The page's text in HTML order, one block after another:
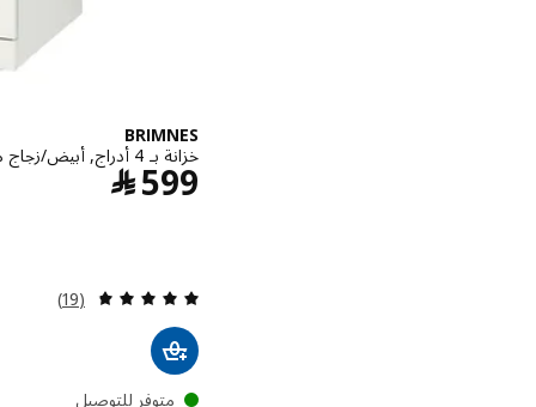
BRIMNES
خزانة بـ 4 أدراج, أبيض/زجاج مثلّج, ‎78x46x124 سم‏
﷼599 السعر ﷼
مراجعة: 4.7 من أصل 5 نجوم. إجمالي المراجعات:(19)
متوفر للتوصيل